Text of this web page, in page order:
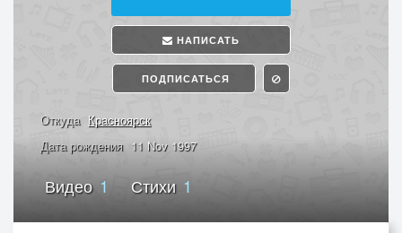
НАПИСАТЬ
ПОДПИСАТЬСЯ
Откуда Красноярск
Дата рождения 11 Nov 1997
Видео1 Стихи1